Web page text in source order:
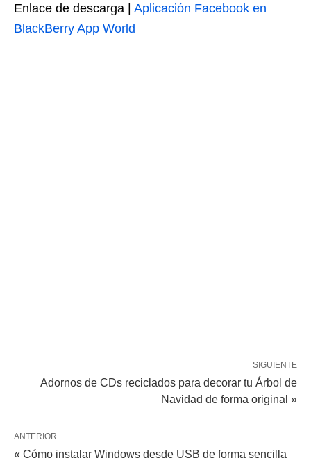
Enlace de descarga | Aplicación Facebook en
BlackBerry App World
SIGUIENTE
Adornos de CDs reciclados para decorar tu Árbol de
Navidad de forma original »
ANTERIOR
« Cómo instalar Windows desde USB de forma sencilla